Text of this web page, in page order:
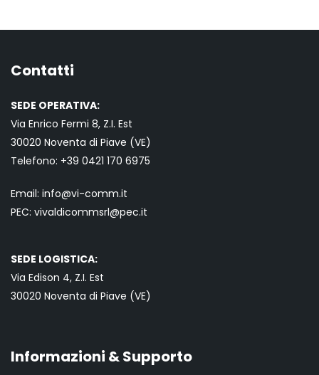
Contatti
SEDE OPERATIVA:
Via Enrico Fermi 8, Z.I. Est
30020 Noventa di Piave (VE)
Telefono: +39 0421 170 6975
Email: info@vi-comm.it
PEC: vivaldicommsrl@pec.it
SEDE LOGISTICA:
Via Edison 4, Z.I. Est
30020 Noventa di Piave (VE)
Informazioni & Supporto